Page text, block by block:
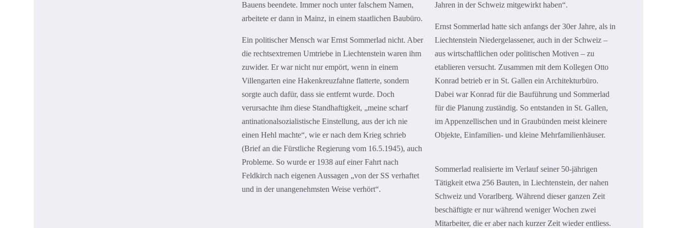
Bauens beendete. Immer noch unter falschem Namen,
arbeitete er dann in Mainz, in einem staatlichen Baubüro.
Ein politischer Mensch war Ernst Sommerlad nicht. Aber
die rechtsextremen Umtriebe in Liechtenstein waren ihm
zuwider. Er war nicht nur empört, wenn in einem
Villengarten eine Hakenkreuzfahne flatterte, sondern
sorgte auch dafür, dass sie entfernt wurde. Doch
verursachte ihm diese Standhaftigkeit, „meine scharf
antinationalsozialistische Einstellung, aus der ich nie
einen Hehl machte“, wie er nach dem Krieg schrieb
(Brief an die Fürstliche Regierung vom 16.5.1945), auch
Probleme. So wurde er 1938 auf einer Fahrt nach
Feldkirch nach eigenen Aussagen „von der SS verhaftet
und in der unangenehmsten Weise verhört“.
Jahren in der Schweiz mitgewirkt haben“.
Ernst Sommerlad hatte sich anfangs der 30er Jahre, als in
Liechtenstein Niedergelassener, auch in der Schweiz –
aus wirtschaftlichen oder politischen Motiven – zu
etablieren versucht. Zusammen mit dem Kollegen Otto
Konrad betrieb er in St. Gallen ein Architekturbüro.
Dabei war Konrad für die Bauführung und Sommerlad
für die Planung zuständig. So entstanden in St. Gallen,
im Appenzellischen und in Graubünden meist kleinere
Objekte, Einfamilien- und kleine Mehrfamilienhäuser.
Sommerlad realisierte im Verlauf seiner 50-jährigen
Tätigkeit etwa 256 Bauten, in Liechtenstein, der nahen
Schweiz und Vorarlberg. Während dieser ganzen Zeit
beschäftigte er nur während weniger Wochen zwei
Mitarbeiter, die er aber nach kurzer Zeit wieder entliess.